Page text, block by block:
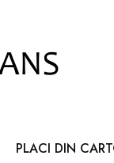
PLACI DIN